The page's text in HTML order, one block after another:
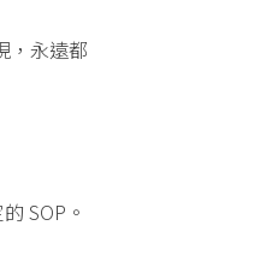
，永遠都
SOP。